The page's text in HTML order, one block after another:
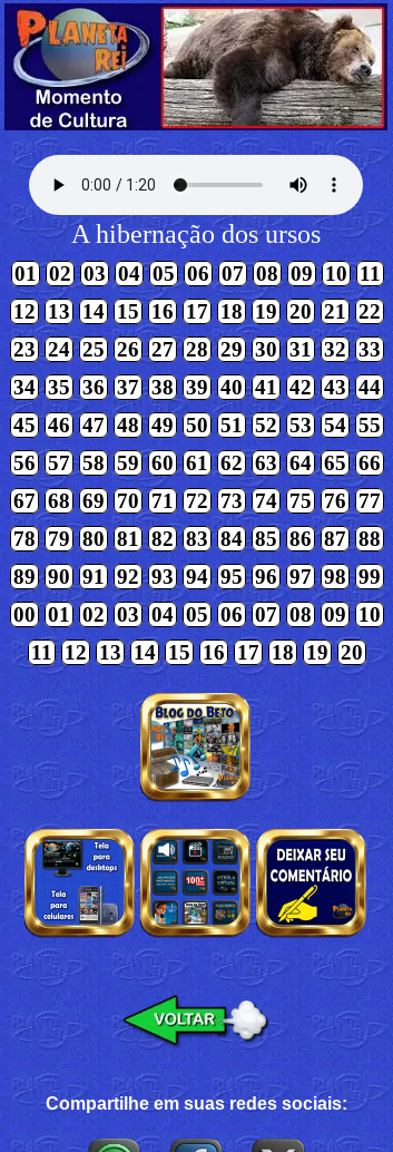
A hibernação dos ursos
01 02 03 04 05 06 07 08 09 10
11
12
13 14 15 16 17 18 19 20 21
22
23 24 25 26 27 28 29 30 31 32 33
34 35 36 37 38 39 40 41 42 43 44
45 46 47 48 49 50 51 52 53 54 55
56 57 58 59 60 61 62 63 64 65 66
67 68 69 70 71 72 73 74 75 76
77
78
79 80 81 82 83 84 85 86 87 88
89 90 91 92 93 94 95 96 97 98 99
00 01 02 03 04 05 06 07 08 09
10
11
12 13 14 15 16 17 18 19 20
Compartilhe em suas redes sociais: